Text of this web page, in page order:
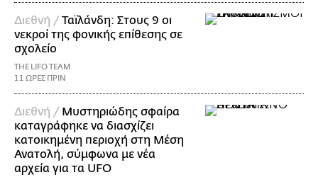
Διεθνή /Ταϊλάνδη: Στους 9 οι
νεκροί της φονικής επίθεσης σε
σχολείο
THE LIFO TEAM
11 ΩΡΕΣ ΠΡΙΝ
Διεθνή / Μυστηριώδης σφαίρα
καταγράφηκε να διασχίζει
κατοικημένη περιοχή στη Μέση
Ανατολή, σύμφωνα με νέα
αρχεία για τα UFO